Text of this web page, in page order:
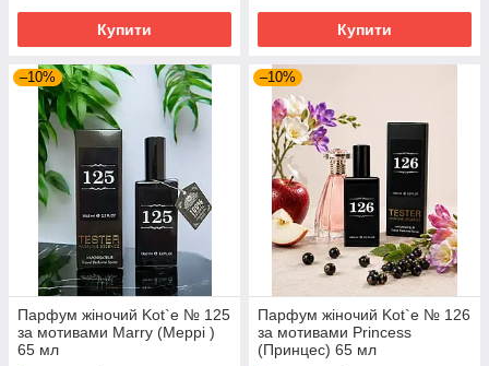
Купити Купити
–10%
Парфум жіночий Kot`e № 125
за мотивами Marry (Меррі )
65 мл
–10%
Парфум жіночий Kot`e № 126
за мотивами Princess
(Принцес) 65 мл